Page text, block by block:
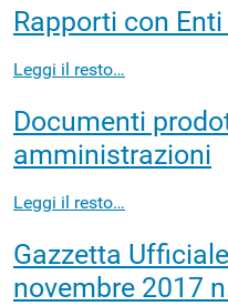
Rapporti con
Leggi il resto…
Documenti
amministrazioni
Leggi il resto…
Gazzetta
novembre 2017